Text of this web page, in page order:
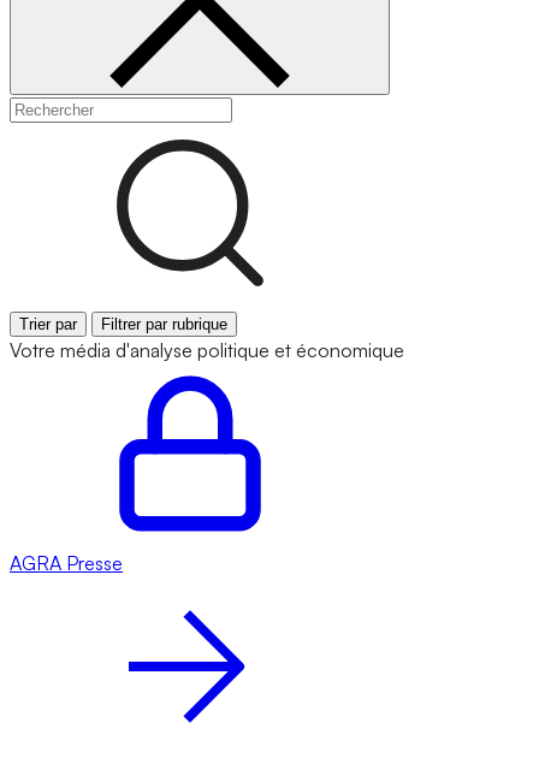
Trier par Filtrer par rubrique
Votre média d'analyse politique et économique
AGRA Presse